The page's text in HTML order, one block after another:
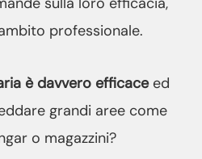
professionale.
è davvero efficace ed
grandi aree come
o magazzini?